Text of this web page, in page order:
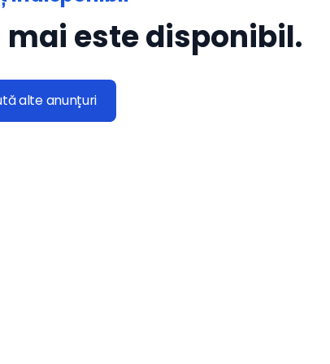
este disponibil.
alte anunțuri